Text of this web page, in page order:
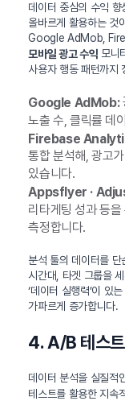
데이터 중심의 수익
올바르게 활용하는 것
Google AdMob,
모바일 광고 수익 모니
사용자 행동 패턴까지
Google AdMob:
노출 수, 클릭률 데
Firebase
통합 분석해, 광고
있습니다.
Appsflyer ·
리타게팅 성과 등
측정합니다.
분석 툴의 데이터를 단
시간대, 타겟 그룹을
‘데이터 실행력’이 있
가파르게 증가합니다.
4. A/B 테스
데이터 분석을 실질적
테스트를 활용한 지속